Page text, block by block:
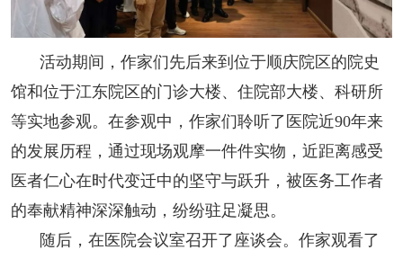
人事考试
专题专栏
活动期间，作家们先后来到位于顺庆院区的院史
馆和位于江东院区的门诊大楼、住院部大楼、科研所
等实地参观。在参观中，作家们聆听了医院近90年来
的发展历程，通过现场观摩一件件实物，近距离感受
医者仁心在时代变迁中的坚守与跃升，被医务工作者
的奉献精神深深触动，纷纷驻足凝思。
随后，在医院会议室召开了座谈会。作家观看了